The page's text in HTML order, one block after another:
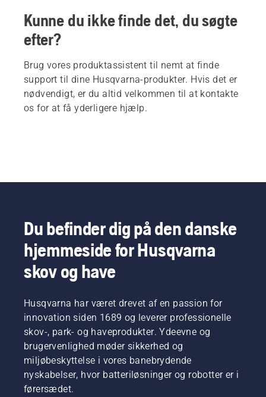
Kunne du ikke finde det, du søgte
efter?
Brug vores produktassistent til nemt at finde
support til dine Husqvarna-produkter. Hvis det er
nødvendigt, er du altid velkommen til at kontakte
os for at få yderligere hjælp.
Du befinder dig på den danske
hjemmeside for Husqvarna
skov og have
Husqvarna har været drevet af en passion for
innovation siden 1689 og leverer professionelle
skov-, park- og haveprodukter. Ydeevne og
brugervenlighed møder sikkerhed og
miljøbeskyttelse i vores banebrydende
nyskabelser, hvor batteriløsninger og robotter er i
førersædet.